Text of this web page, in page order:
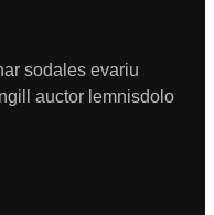
sodales evariu
auctor lemnisdolo